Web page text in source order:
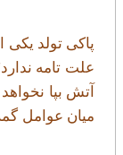
پاکی تولد
علت تامه
آتش بپا
ميان عوامل